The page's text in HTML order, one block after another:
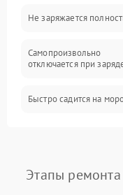
Не заряжается
Самопроизвольно
отключается при
Быстро садится на
Этапы ремонта